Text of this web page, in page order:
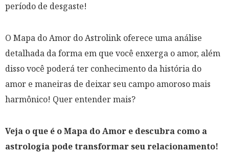
período de desgaste!
O Mapa do Amor do Astrolink oferece uma análise
detalhada da forma em que você enxerga o amor, além
disso você poderá ter conhecimento da história do
amor e maneiras de deixar seu campo amoroso mais
harmônico! Quer entender mais?
Veja o que é o Mapa do Amor e descubra como a
astrologia pode transformar seu relacionamento!